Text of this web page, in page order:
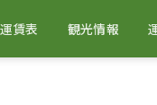
運賃表 観光情報